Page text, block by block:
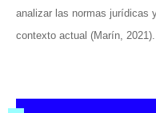
analizar las normas jurídicas
contexto actual (Marín, 2021).